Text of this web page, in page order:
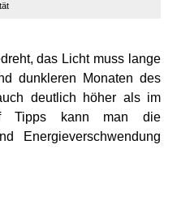
das Licht muss lange
dunkleren Monaten des
deutlich höher als im
Tipps kann man die
Energieverschwendung